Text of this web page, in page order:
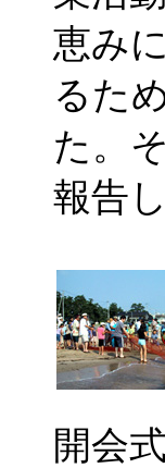
恵み
るた
た。
報告
開会